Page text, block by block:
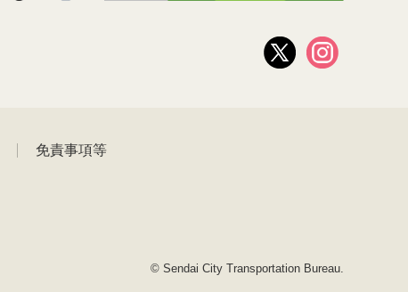
免責事項等
© Sendai City Transportation Bureau.